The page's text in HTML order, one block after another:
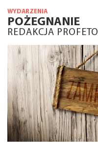
WYDARZENIA
POŻEGNANIE
REDAKCJA PROFETO